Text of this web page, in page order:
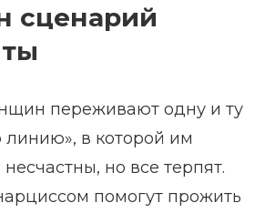
сценарий
переживают одну и ту
в которой им
но все терпят.
помогут прожить